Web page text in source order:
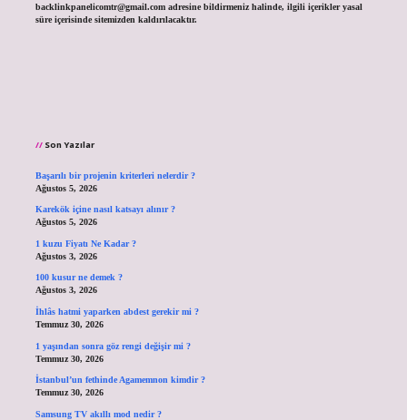
backlinkpanelicomtr@gmail.comadresine bildirmeniz halinde, ilgili içerikler yasal
süre içerisinde sitemizden kaldırılacaktır.
Son Yazılar
Başarılı bir projenin kriterleri nelerdir ?
Ağustos 5, 2026
Karekök içine nasıl katsayı alınır ?
Ağustos 5, 2026
1 kuzu Fiyatı Ne Kadar ?
Ağustos 3, 2026
100 kusur ne demek ?
Ağustos 3, 2026
İhlâs hatmi yaparken abdest gerekir mi ?
Temmuz 30, 2026
1 yaşından sonra göz rengi değişir mi ?
Temmuz 30, 2026
İstanbul’un fethinde Agamemnon kimdir ?
Temmuz 30, 2026
Samsung TV akıllı mod nedir ?